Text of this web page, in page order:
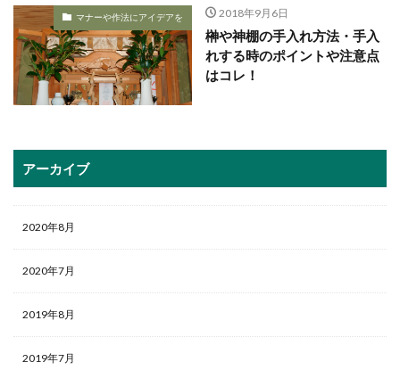
マナーや作法にアイデアを 2018年9月6日
榊や神棚の手入れ方法・手入
れする時のポイントや注意点
はコレ！
アーカイブ
2020年8月
2020年7月
2019年8月
2019年7月